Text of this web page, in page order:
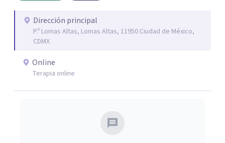
a personas que atraviesan ansiedad persistente, estados
depresivos, agotamiento emocional, pensamientos
negativos recurrentes o dificultades para regular sus
emociones, integrando herramientas basadas en
evidencia con una comprensión profunda de la historia y
Dirección principal
P.º Lomas Altas, Lomas Altas, 11950 Ciudad de México,
CDMX
Online
Terapia online